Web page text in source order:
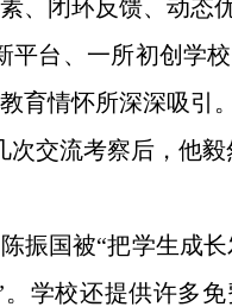
、闭环反馈、动态
平台、一所初创学
育情怀所深深吸引
次交流考察后，他
振国被“把学生成
。学校还提供许多